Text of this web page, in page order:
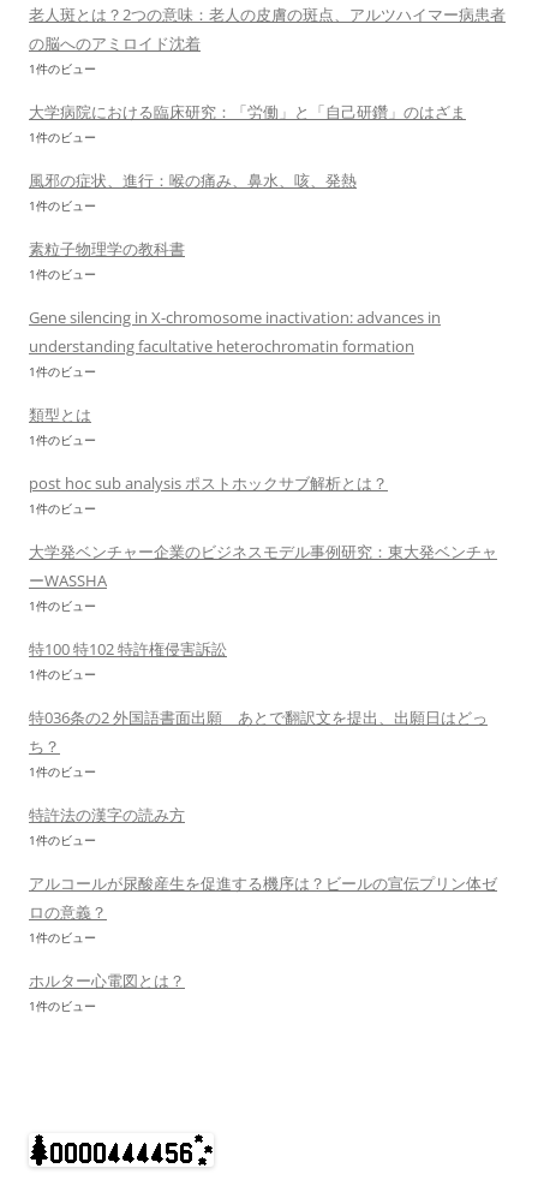
老人斑とは？2つの意味：老人の皮膚の斑点、アルツハイマー病患者
の脳へのアミロイド沈着
1件のビュー
大学病院における臨床研究：「労働」と「自己研鑽」のはざま
1件のビュー
風邪の症状、進行：喉の痛み、鼻水、咳、発熱
1件のビュー
素粒子物理学の教科書
1件のビュー
Gene silencing in X-chromosome inactivation: advances in
understanding facultative heterochromatin formation
1件のビュー
類型とは
1件のビュー
post hoc sub analysis ポストホックサブ解析とは？
1件のビュー
大学発ベンチャー企業のビジネスモデル事例研究：東大発ベンチャ
ーWASSHA
1件のビュー
特100 特102 特許権侵害訴訟
1件のビュー
特036条の2 外国語書面出願 あとで翻訳文を提出、出願日はどっ
ち？
1件のビュー
特許法の漢字の読み方
1件のビュー
アルコールが尿酸産生を促進する機序は？ビールの宣伝プリン体ゼ
ロの意義？
1件のビュー
ホルター心電図とは？
1件のビュー